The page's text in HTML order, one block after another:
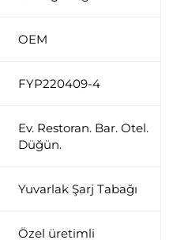
OEM
FYP220409-4
Ev. Restoran. Bar. Otel.
Düğün.
Yuvarlak Şarj Tabağı
Özel üretimli